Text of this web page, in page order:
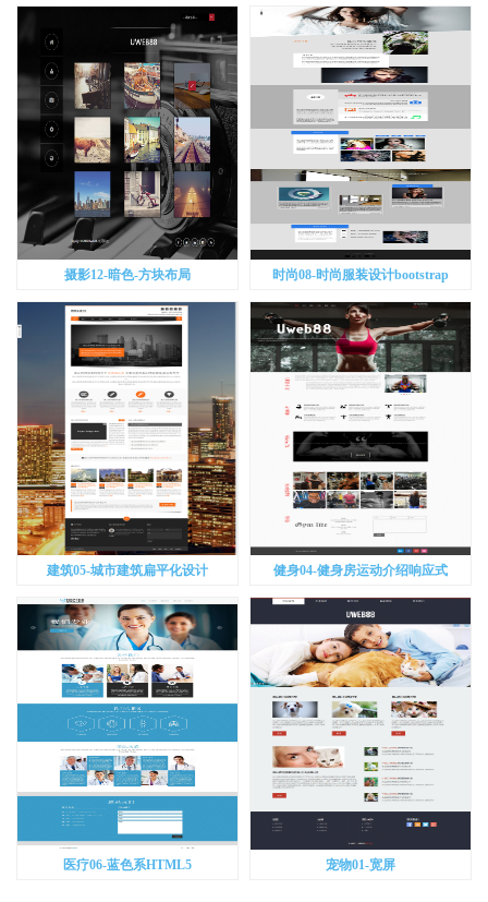
bootstrap
摄影12-暗色-方块布局 时尚08-时尚服装设计bootstrap
建筑05-城市建筑扁平化设计 健身04-健身房运动介绍响应式
医疗06-蓝色系HTML5 宠物01-宽屏